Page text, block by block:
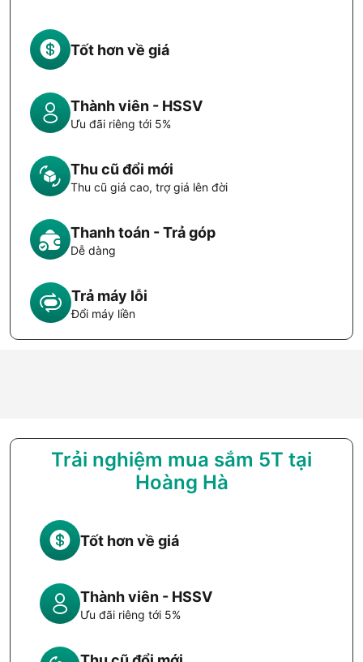
Tốt hơn về giá
Thành viên - HSSV
Ưu đãi riêng tới 5%
Thu cũ đổi mới
Thu cũ giá cao, trợ giá lên đời
Thanh toán - Trả góp
Dễ dàng
Trả máy lỗi
Đổi máy liền
Trải nghiệm mua sắm 5T tại
Hoàng Hà
Tốt hơn về giá
Thành viên - HSSV
Ưu đãi riêng tới 5%